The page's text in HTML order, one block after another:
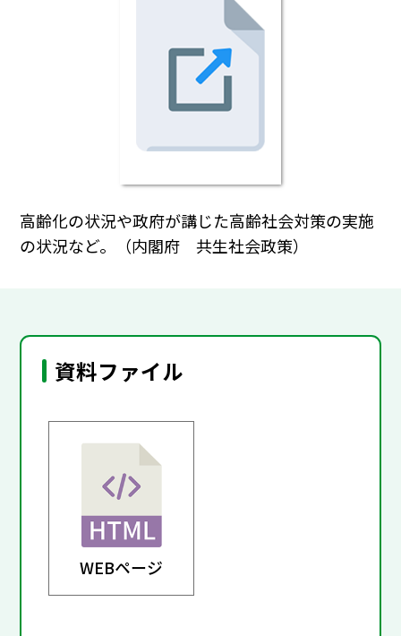
高齢化の状況や政府が講じた高齢社会対策の実施
の状況など。（内閣府 共生社会政策）
資料ファイル
WEBページ